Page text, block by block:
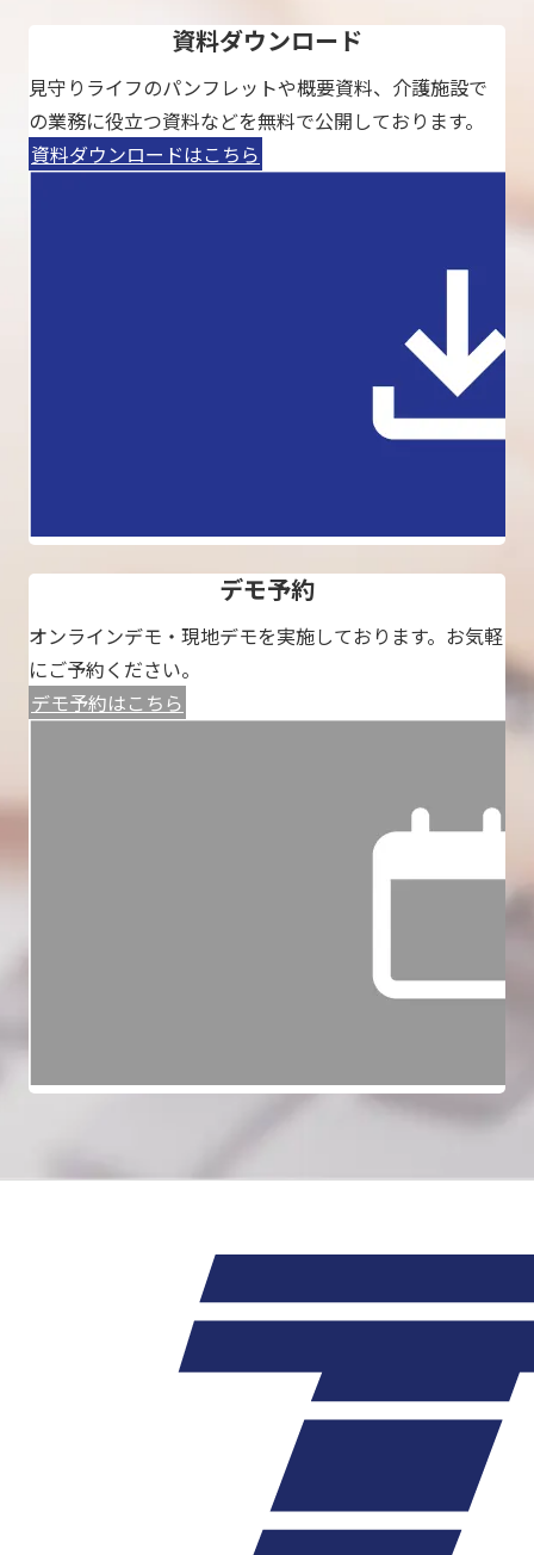
資料ダウンロード
見守りライフのパンフレットや概要資料、介護施設で
の業務に役立つ資料などを無料で公開しております。
資料ダウンロードはこちら
デモ予約
オンラインデモ・現地デモを実施しております。お気軽
にご予約ください。
デモ予約はこちら